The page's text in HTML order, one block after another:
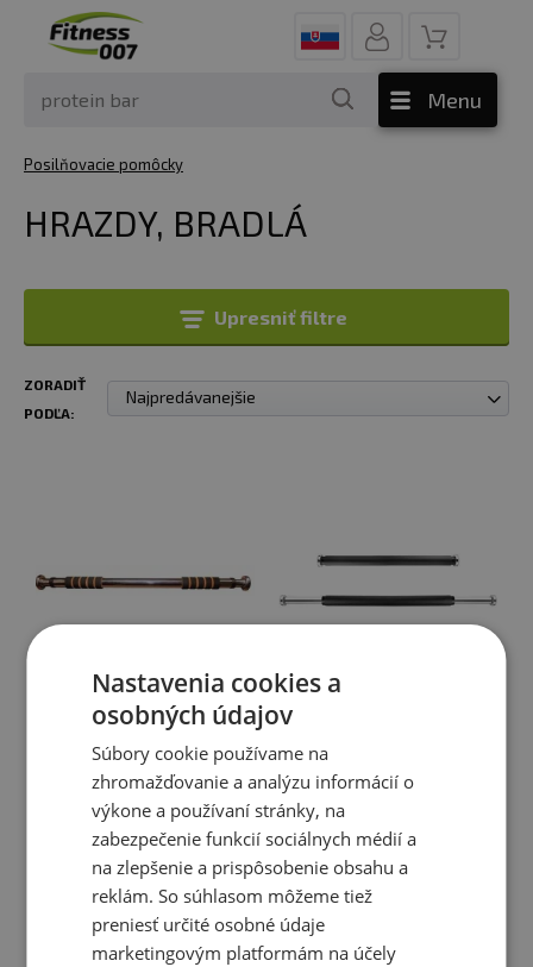
Menu
Posilňovacie pomôcky
HRAZDY, BRADLÁ
Upresniť filtre
ZORADIŤ
PODĽA:
Najpredávanejšie
dverí Door gym bar
14,46 €
skladom
Vložiť do košíka
skladom
Nastavenia cookies a
osobných údajov
Súbory cookie používame na
zhromažďovanie a analýzu informácií o
výkone a používaní stránky, na
zabezpečenie funkcií sociálnych médií a
na zlepšenie a prispôsobenie obsahu a
reklám. So súhlasom môžeme tiež
preniesť určité osobné údaje
marketingovým platformám na účely